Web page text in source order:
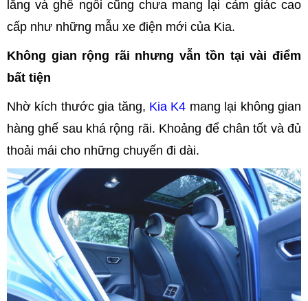
lăng và ghế ngồi cũng chưa mang lại cảm giác cao
cấp như những mẫu xe điện mới của Kia.
Không gian rộng rãi nhưng vẫn tồn tại vài điểm
bất tiện
Nhờ kích thước gia tăng, Kia K4 mang lại không gian
hàng ghế sau khá rộng rãi. Khoảng để chân tốt và đủ
thoải mái cho những chuyến đi dài.